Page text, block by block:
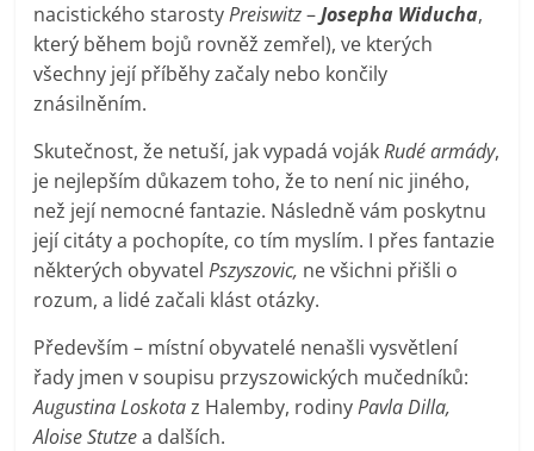
nacistického starostyPreiswitz–Josepha Widucha,
který během bojů rovněž zemřel), ve kterých
všechny její příběhy začaly nebo končily
znásilněním.
Skutečnost, že netuší, jak vypadá vojákRudé armády,
je nejlepším důkazem toho, že to není nic jiného,
než její nemocné fantazie. Následně vám poskytnu
její citáty a pochopíte, co tím myslím. I přes fantazie
některých obyvatelPszyszovic, ne všichni přišli o
rozum, a lidé začali klást otázky.
Především – místní obyvatelé nenašli vysvětlení
řady jmen v soupisu przyszowických mučedníků:
Augustina Loskotaz Halemby, rodinyPavla Dilla,
Aloise Stutzea dalších.